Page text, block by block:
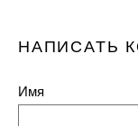
НАПИСАТЬ
Имя